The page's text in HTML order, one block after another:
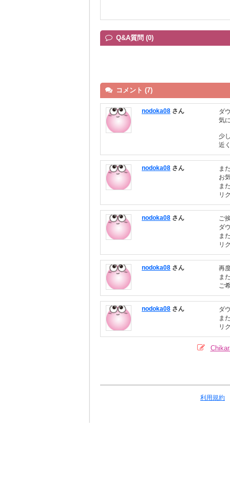
Q&A質問 (0)
コメント (7)
nodoka08 さん
ダ
気
少
近
nodoka08 さん
ま
お
ま
リ
nodoka08 さん
ご
ダ
ま
リ
nodoka08 さん
再
ま
ご
nodoka08 さん
ダ
ま
リ
利用規約